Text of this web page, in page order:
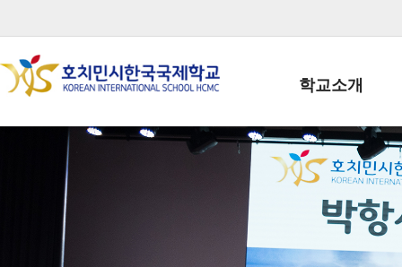
학교소개
학교장인사말
학생회장인사말
학교상징
학교 CI